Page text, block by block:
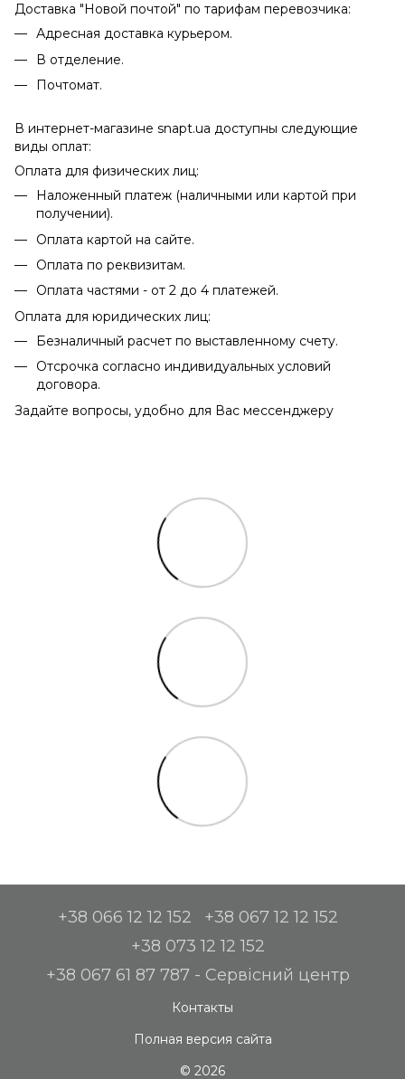
Доставка "Новой почтой" по тарифам перевозчика:
Адресная доставка курьером.
В отделение.
Почтомат.
В интернет-магазине snapt.ua доступны следующие
виды оплат:
Оплата для физических лиц:
Наложенный платеж (наличными или картой при
получении).
Оплата картой на сайте.
Оплата по реквизитам.
Оплата частями - от 2 до 4 платежей.
Оплата для юридических лиц:
Безналичный расчет по выставленному счету.
Отсрочка согласно индивидуальных условий
договора.
Задайте вопросы, удобно для Вас мессенджеру
+38 066 12 12 152
+38 067 12 12 152
+38 073 12 12 152
+38 067 61 87 787 - Сервісний центр
Контакты
Полная версия сайта
© 2026